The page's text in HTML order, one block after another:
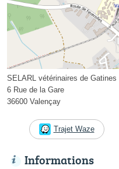
SELARL vétérinaires de Gatines
6 Rue de la Gare
36600 Valençay
Trajet Waze
Informations